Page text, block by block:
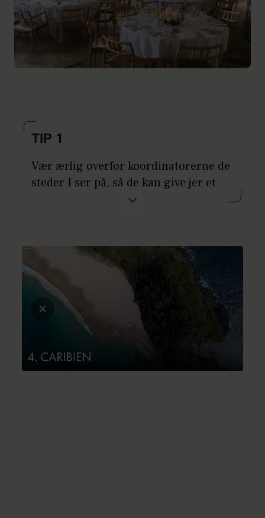
TIP 1
Vær ærlig overfor koordinatorerne de
steder I ser på, så de kan give jer et
realistisk tilbud. Det gavner ikke
det sig hen ad vejen, at jeres behov
ikke kan mødes, og det er super
ærgerligt for alle parter.